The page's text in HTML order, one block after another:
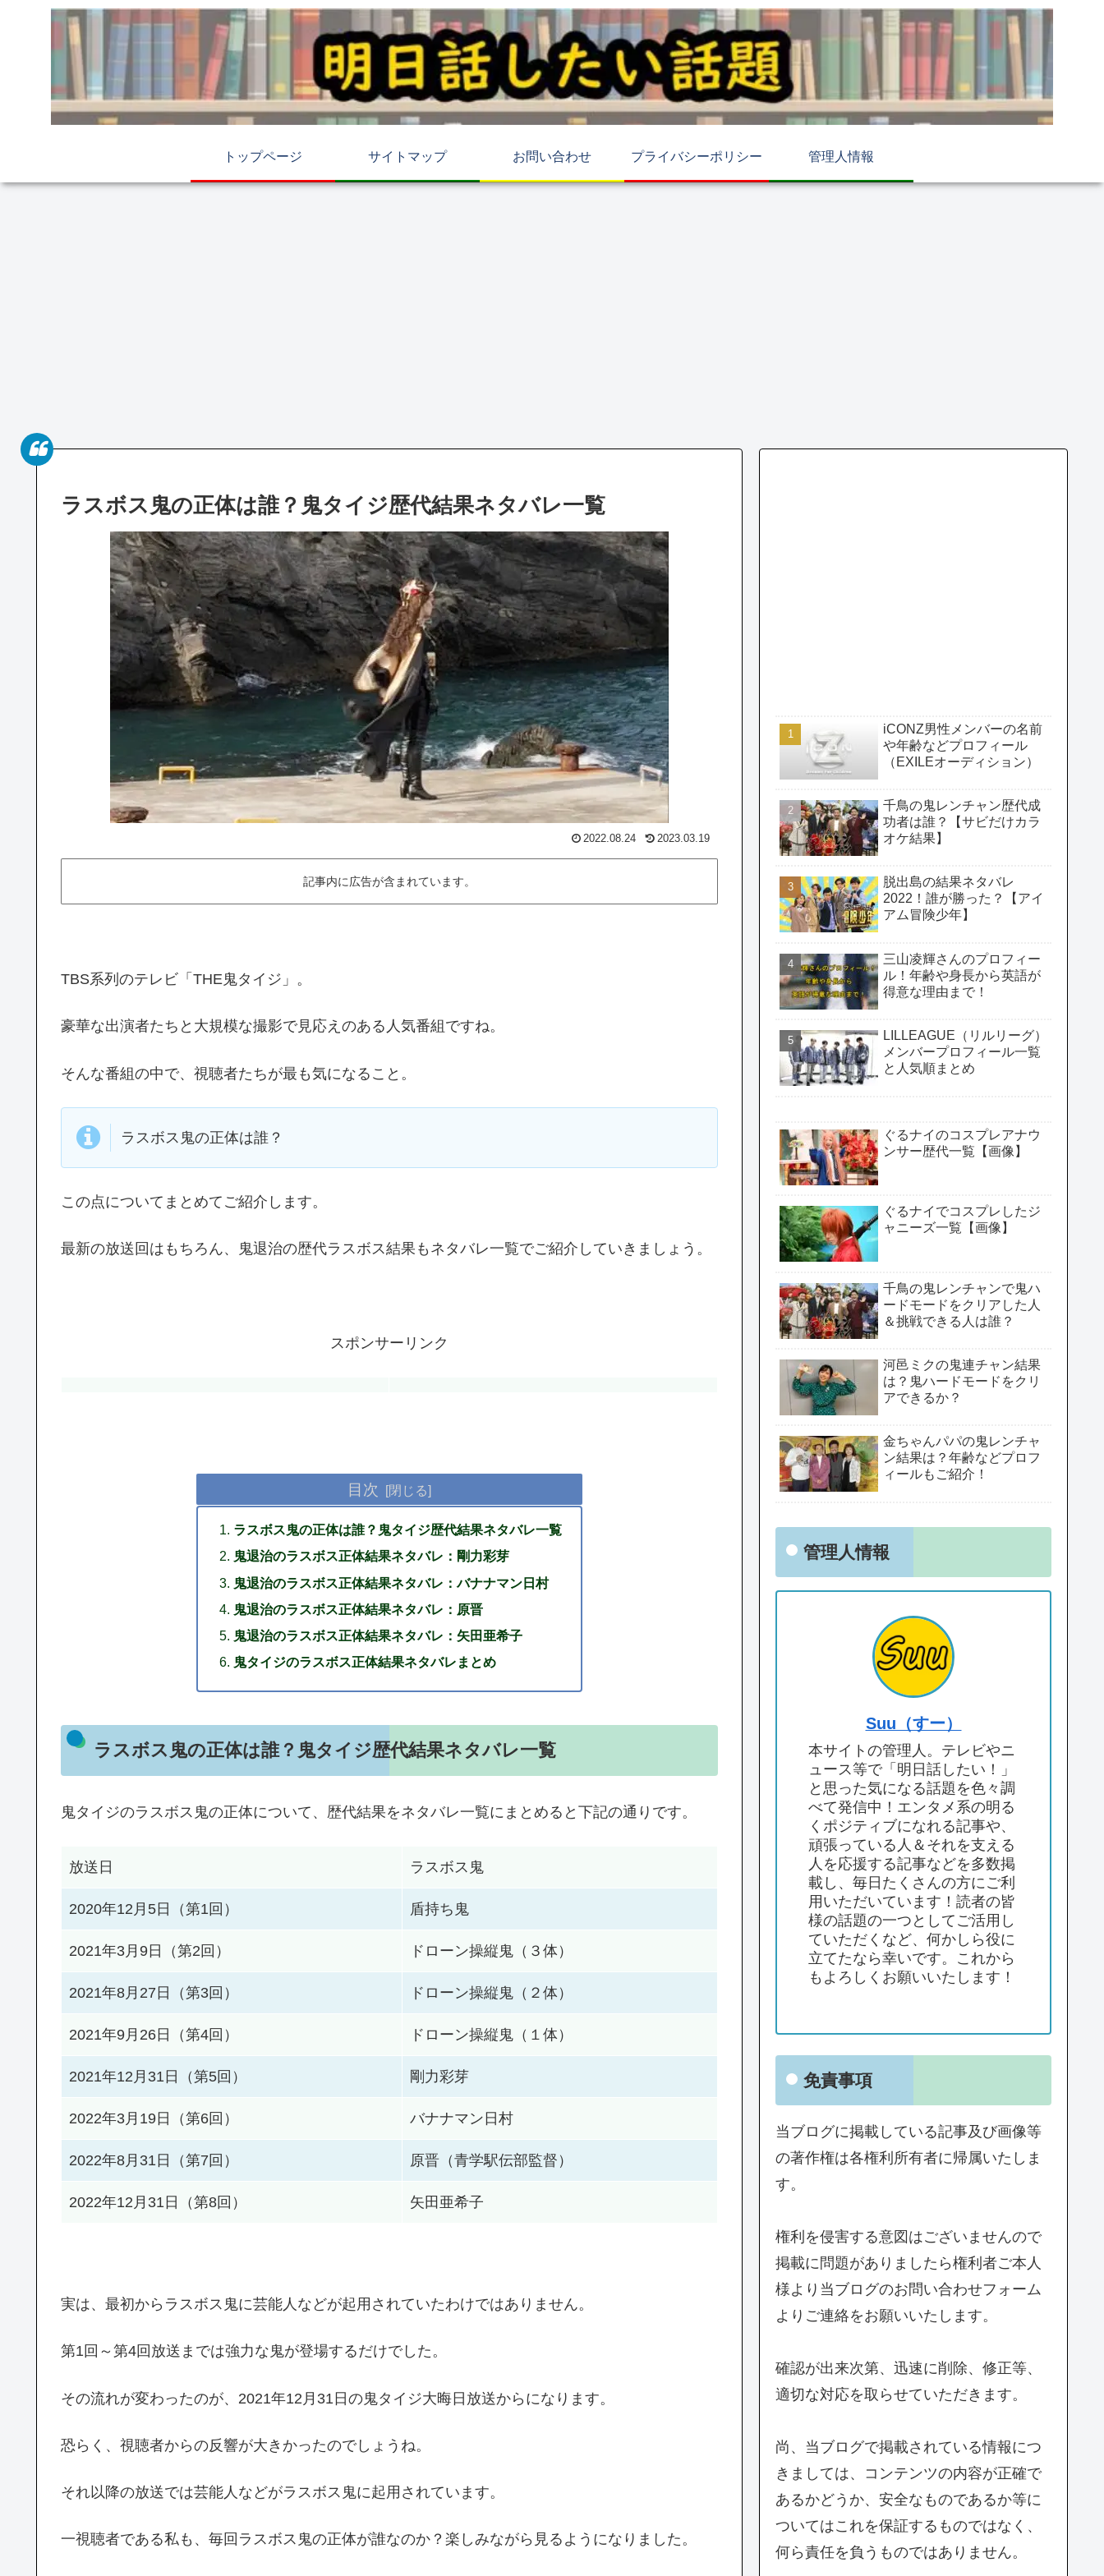
トップページ サイトマップ お問い合わせ プライバシーポリシー 管理人情報
ラスボス鬼の正体は誰？鬼タイジ歴代結果ネタバレ一覧
2022.08.24 2023.03.19
記事内に広告が含まれています。
TBS系列のテレビ「THE鬼タイジ」。
豪華な出演者たちと大規模な撮影で見応えのある人気番組ですね。
そんな番組の中で、視聴者たちが最も気になること。
ラスボス鬼の正体は誰？
この点についてまとめてご紹介します。
最新の放送回はもちろん、鬼退治の歴代ラスボス結果もネタバレ一覧でご紹介していきましょう。
スポンサーリンク
目次
ラスボス鬼の正体は誰？鬼タイジ歴代結果ネタバレ一覧
鬼退治のラスボス正体結果ネタバレ：剛力彩芽
鬼退治のラスボス正体結果ネタバレ：バナナマン日村
鬼退治のラスボス正体結果ネタバレ：原晋
鬼退治のラスボス正体結果ネタバレ：矢田亜希子
鬼タイジのラスボス正体結果ネタバレまとめ
ラスボス鬼の正体は誰？鬼タイジ歴代結果ネタバレ一覧
鬼タイジのラスボス鬼の正体について、歴代結果をネタバレ一覧にまとめると下記の通りです。
放送日 ラスボス鬼
2020年12月5日（第1回） 盾持ち鬼
2021年3月9日（第2回） ドローン操縦鬼（３体）
2021年8月27日（第3回） ドローン操縦鬼（２体）
2021年9月26日（第4回） ドローン操縦鬼（１体）
2021年12月31日（第5回） 剛力彩芽
2022年3月19日（第6回） バナナマン日村
2022年8月31日（第7回） 原晋（青学駅伝部監督）
2022年12月31日（第8回） 矢田亜希子
実は、最初からラスボス鬼に芸能人などが起用されていたわけではありません。
第1回～第4回放送までは強力な鬼が登場するだけでした。
その流れが変わったのが、2021年12月31日の鬼タイジ大晦日放送からになります。
恐らく、視聴者からの反響が大きかったのでしょうね。
それ以降の放送では芸能人などがラスボス鬼に起用されています。
一視聴者である私も、毎回ラスボス鬼の正体が誰なのか？楽しみながら見るようになりました。
iCONZ男性メンバーの名前
や年齢などプロフィール
（EXILEオーディション）
千鳥の鬼レンチャン歴代成
功者は誰？【サビだけカラ
オケ結果】
脱出島の結果ネタバレ
2022！誰が勝った？【アイ
アム冒険少年】
三山凌輝さんのプロフィー
ル！年齢や身長から英語が
得意な理由まで！
LILLEAGUE（リルリーグ）
メンバープロフィール一覧
と人気順まとめ
ぐるナイのコスプレアナウ
ンサー歴代一覧【画像】
ぐるナイでコスプレしたジ
ャニーズ一覧【画像】
千鳥の鬼レンチャンで鬼ハ
ードモードをクリアした人
＆挑戦できる人は誰？
河邑ミクの鬼連チャン結果
は？鬼ハードモードをクリ
アできるか？
金ちゃんパパの鬼レンチャ
ン結果は？年齢などプロフ
ィールもご紹介！
管理人情報
Suu（すー）
本サイトの管理人。テレビやニ
ュース等で「明日話したい！」
と思った気になる話題を色々調
べて発信中！エンタメ系の明る
くポジティブになれる記事や、
頑張っている人＆それを支える
人を応援する記事などを多数掲
載し、毎日たくさんの方にご利
用いただいています！読者の皆
様の話題の一つとしてご活用し
ていただくなど、何かしら役に
立てたなら幸いです。これから
もよろしくお願いいたします！
免責事項
当ブログに掲載している記事及び画像等
の著作権は各権利所有者に帰属いたしま
す。
権利を侵害する意図はございませんので
掲載に問題がありましたら権利者ご本人
様より当ブログのお問い合わせフォーム
よりご連絡をお願いいたします。
確認が出来次第、迅速に削除、修正等、
適切な対応を取らせていただきます。
尚、当ブログで掲載されている情報につ
きましては、コンテンツの内容が正確で
あるかどうか、安全なものであるか等に
ついてはこれを保証するものではなく、
何ら責任を負うものではありません。